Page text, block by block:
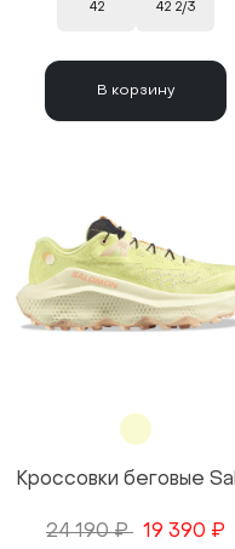
42 42 2/3
В корзину
24 190 ₽ 19 390 ₽